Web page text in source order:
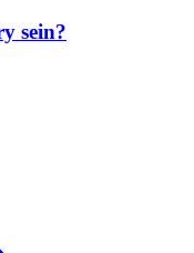
sein?